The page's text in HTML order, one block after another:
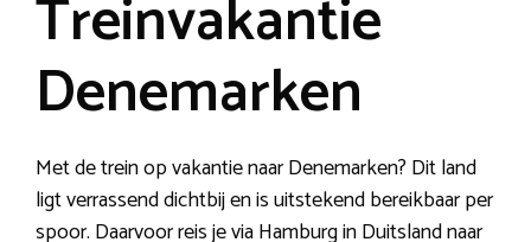
Treinvakantie
Denemarken
Met de trein op vakantie naar Denemarken? Dit land
ligt verrassend dichtbij en is uitstekend bereikbaar per
spoor. Daarvoor reis je via Hamburg in Duitsland naar